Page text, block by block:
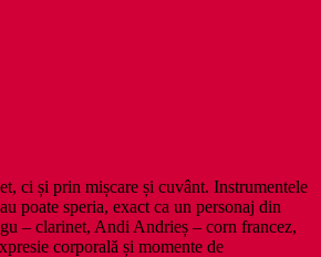
ci și prin mișcare și cuvânt. Instrumentele
poate speria, exact ca un personaj din
– clarinet, Andi Andrieș – corn francez,
corporală și momente de